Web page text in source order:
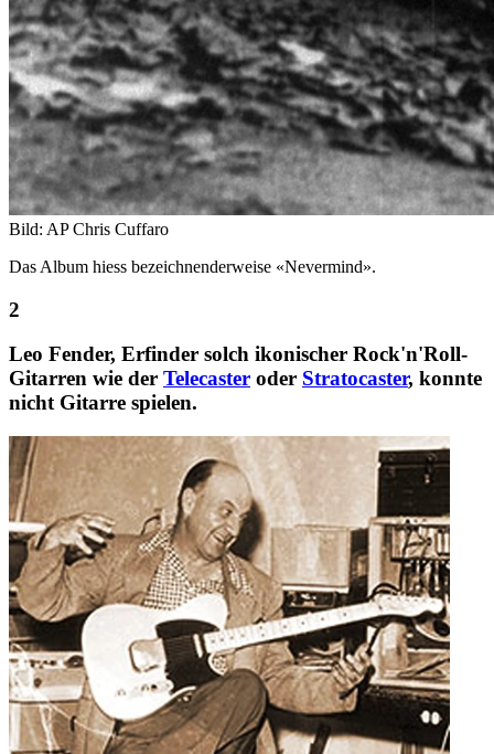
Bild: AP Chris Cuffaro
Das Album hiess bezeichnenderweise «Nevermind».
Leo Fender, Erfinder solch ikonischer Rock'n'Roll-
Gitarren wie der Telecaster oder Stratocaster, konnte
nicht Gitarre spielen.